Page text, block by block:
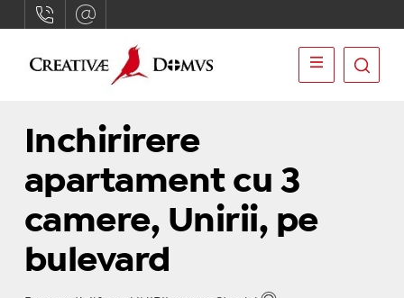
Inchirirere
apartament cu 3
camere, Unirii, pe
bulevard